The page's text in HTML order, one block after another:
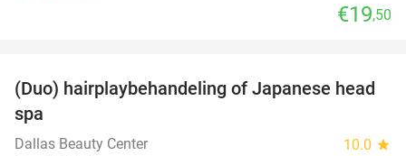
€19,50
38%
(Duo) hairplaybehandeling of Japanese head
spa
Dallas Beauty Center 10.0 star